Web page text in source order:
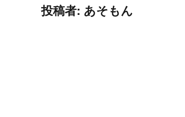
投稿者: あそもん